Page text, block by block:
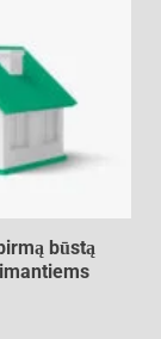
būstą